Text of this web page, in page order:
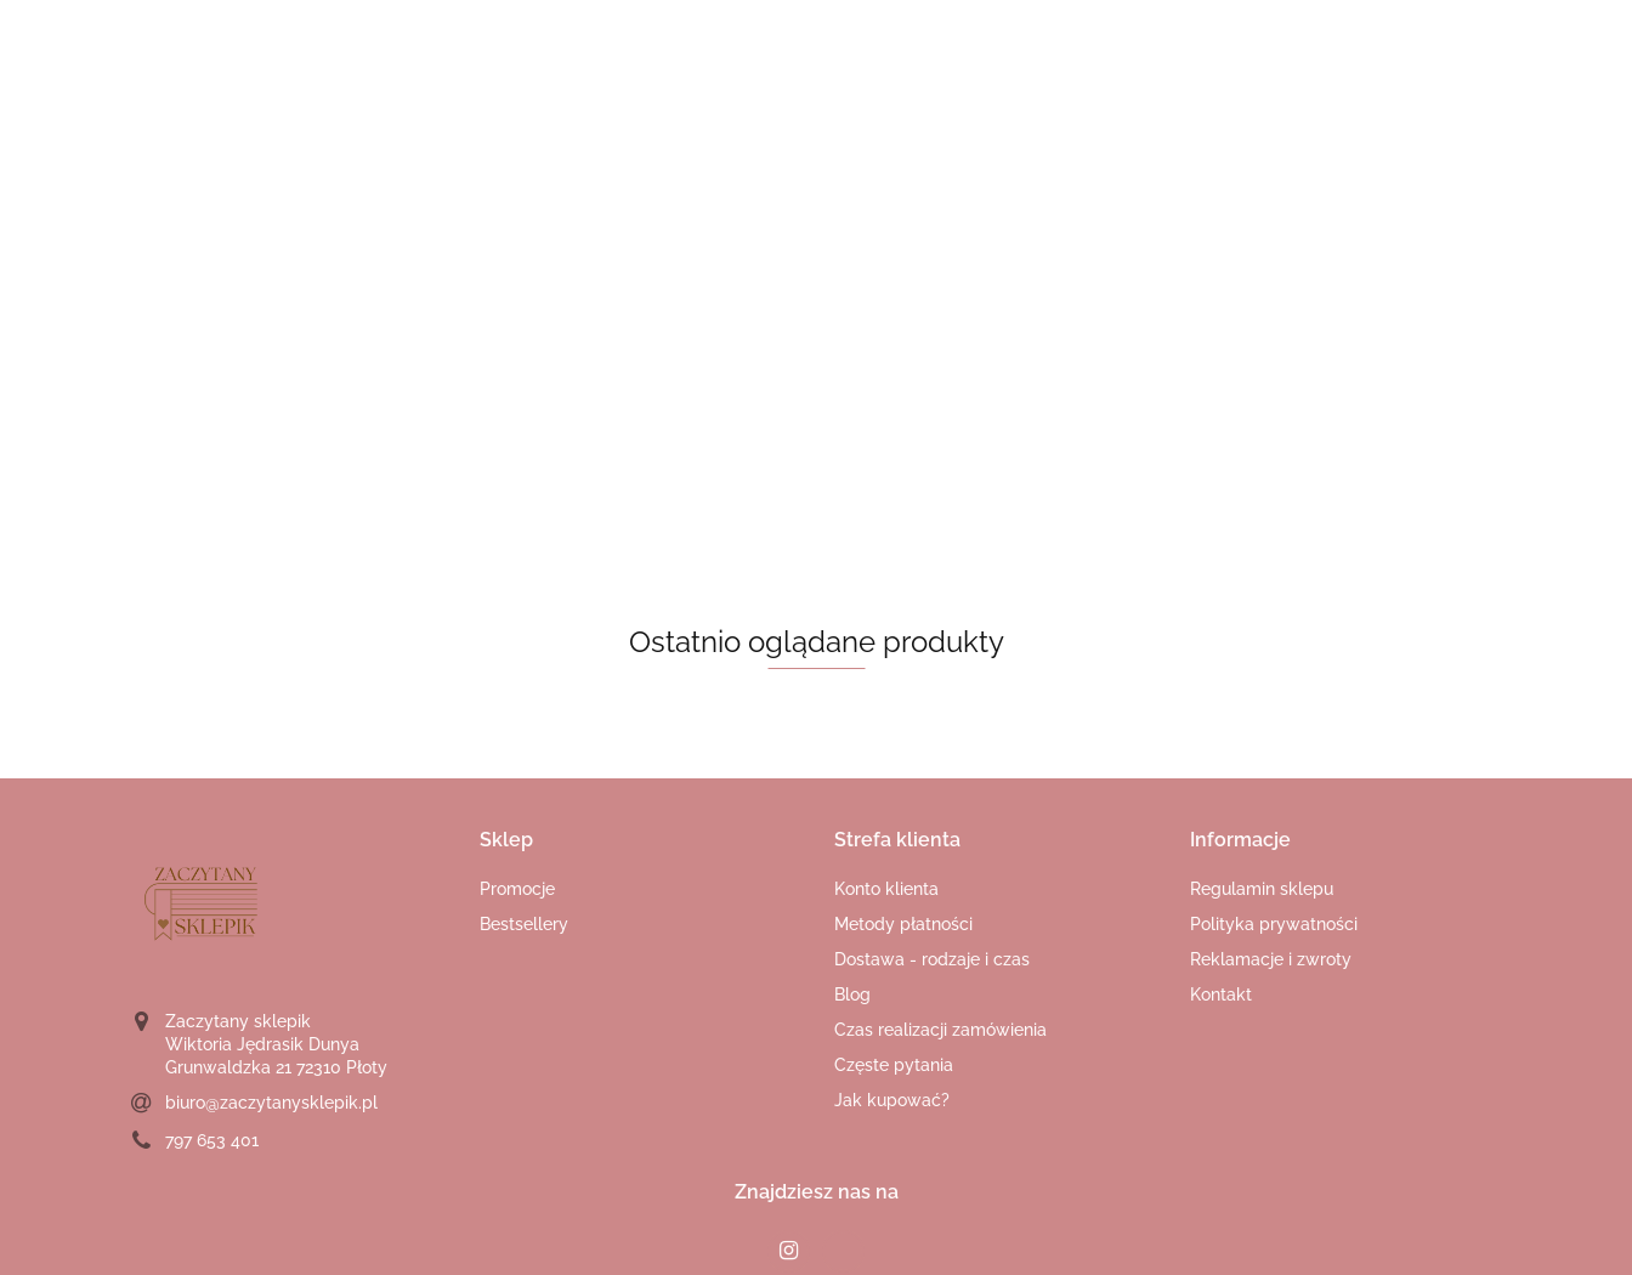
Ostatnio oglądane produkty
Zaczytany sklepik
Wiktoria Jędrasik Dunya
Grunwaldzka 21 72310 Płoty
biuro@zaczytanysklepik.pl
797 653 401
Sklep
Promocje
Bestsellery
Strefa klienta
Konto klienta
Metody płatności
Dostawa - rodzaje i czas
Blog
Czas realizacji zamówienia
Częste pytania
Jak kupować?
Informacje
Regulamin sklepu
Polityka prywatności
Reklamacje i zwroty
Kontakt
Znajdziesz nas na